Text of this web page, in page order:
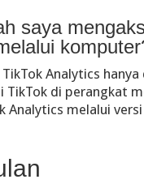
saya
Analytics
TikTok di perangkat
Analytics melalui